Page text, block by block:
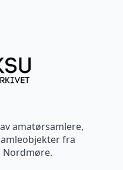
amatørsamlere,
fra
Nordmøre.